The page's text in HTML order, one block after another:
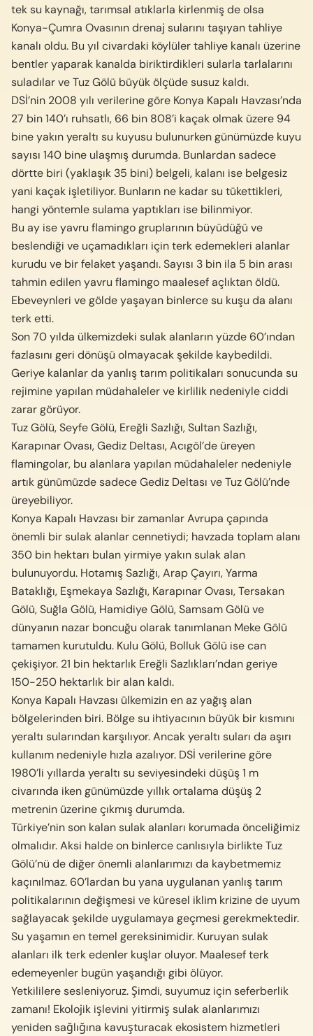
tek su kaynağı, tarımsal atıklarla kirlenmiş de olsa
Konya-Çumra Ovasının drenaj sularını taşıyan tahliye
kanalı oldu. Bu yıl civardaki köylüler tahliye kanalı üzerine
bentler yaparak kanalda biriktirdikleri sularla tarlalarını
suladılar ve Tuz Gölü büyük ölçüde susuz kaldı.
DSİ’nin 2008 yılı verilerine göre Konya Kapalı Havzası’nda
27 bin 140’ı ruhsatlı, 66 bin 808’i kaçak olmak üzere 94
bine yakın yeraltı su kuyusu bulunurken günümüzde kuyu
sayısı 140 bine ulaşmış durumda. Bunlardan sadece
dörtte biri (yaklaşık 35 bini) belgeli, kalanı ise belgesiz
yani kaçak işletiliyor. Bunların ne kadar su tükettikleri,
hangi yöntemle sulama yaptıkları ise bilinmiyor.
Bu ay ise yavru flamingo gruplarının büyüdüğü ve
beslendiği ve uçamadıkları için terk edemekleri alanlar
kurudu ve bir felaket yaşandı. Sayısı 3 bin ila 5 bin arası
tahmin edilen yavru flamingo maalesef açlıktan öldü.
Ebeveynleri ve gölde yaşayan binlerce su kuşu da alanı
terk etti.
Son 70 yılda ülkemizdeki sulak alanların yüzde 60’ından
fazlasını geri dönüşü olmayacak şekilde kaybedildi.
Geriye kalanlar da yanlış tarım politikaları sonucunda su
rejimine yapılan müdahaleler ve kirlilik nedeniyle ciddi
zarar görüyor.
Tuz Gölü, Seyfe Gölü, Ereğli Sazlığı, Sultan Sazlığı,
Karapınar Ovası, Gediz Deltası, Acıgöl’de üreyen
flamingolar, bu alanlara yapılan müdahaleler nedeniyle
artık günümüzde sadece Gediz Deltası ve Tuz Gölü’nde
üreyebiliyor.
Konya Kapalı Havzası bir zamanlar Avrupa çapında
önemli bir sulak alanlar cennetiydi; havzada toplam alanı
350 bin hektarı bulan yirmiye yakın sulak alan
bulunuyordu. Hotamış Sazlığı, Arap Çayırı, Yarma
Bataklığı, Eşmekaya Sazlığı, Karapınar Ovası, Tersakan
Gölü, Suğla Gölü, Hamidiye Gölü, Samsam Gölü ve
dünyanın nazar boncuğu olarak tanımlanan Meke Gölü
tamamen kurutuldu. Kulu Gölü, Bolluk Gölü ise can
çekişiyor. 21 bin hektarlık Ereğli Sazlıkları’ndan geriye
150-250 hektarlık bir alan kaldı.
Konya Kapalı Havzası ülkemizin en az yağış alan
bölgelerinden biri. Bölge su ihtiyacının büyük bir kısmını
yeraltı sularından karşılıyor. Ancak yeraltı suları da aşırı
kullanım nedeniyle hızla azalıyor. DSİ verilerine göre
1980’li yıllarda yeraltı su seviyesindeki düşüş 1 m
civarında iken günümüzde yıllık ortalama düşüş 2
metrenin üzerine çıkmış durumda.
Türkiye’nin son kalan sulak alanları korumada önceliğimiz
olmalıdır. Aksi halde on binlerce canlısıyla birlikte Tuz
Gölü’nü de diğer önemli alanlarımızı da kaybetmemiz
kaçınılmaz. 60’lardan bu yana uygulanan yanlış tarım
politikalarının değişmesi ve küresel iklim krizine de uyum
sağlayacak şekilde uygulamaya geçmesi gerekmektedir.
Su yaşamın en temel gereksinimidir. Kuruyan sulak
alanları ilk terk edenler kuşlar oluyor. Maalesef terk
edemeyenler bugün yaşandığı gibi ölüyor.
Yetkililere sesleniyoruz. Şimdi, suyumuz için seferberlik
zamanı! Ekolojik işlevini yitirmiş sulak alanlarımızı
yeniden sağlığına kavuşturacak ekosistem hizmetleri